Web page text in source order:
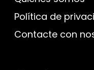
Política de
Contacte con